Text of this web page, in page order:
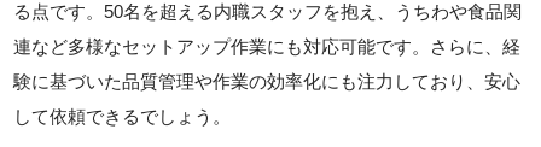
る点です。50名を超える内職スタッフを抱え、うちわや食品関
連など多様なセットアップ作業にも対応可能です。さらに、経
験に基づいた品質管理や作業の効率化にも注力しており、安心
して依頼できるでしょう。